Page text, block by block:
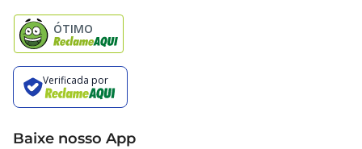
Baixe nosso App